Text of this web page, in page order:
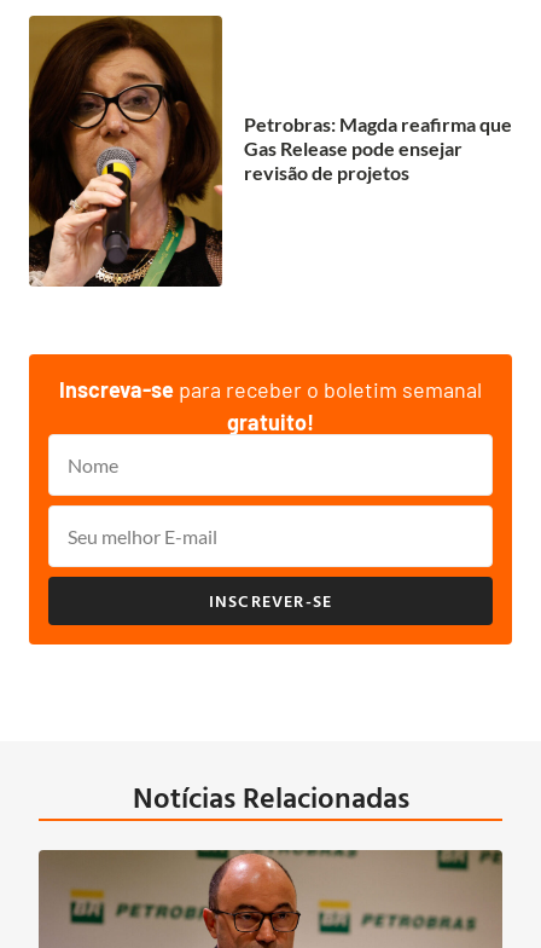
Petrobras: Magda reafirma que
Gas Release pode ensejar
revisão de projetos
Inscreva-se para receber o boletim semanal
gratuito!
INSCREVER-SE
Notícias Relacionadas